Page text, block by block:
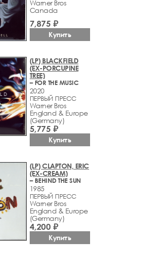
Warner Bros
Canada
7,875 ₽
Купить
(LP) BLACKFIELD
(EX-PORCUPINE
TREE)
– FOR THE MUSIC
2020
ПЕРВЫЙ ПРЕСС
Warner Bros
England & Europe
(Germany)
5,775 ₽
Купить
(LP) CLAPTON, ERIC
(EX-CREAM)
– BEHIND THE SUN
1985
ПЕРВЫЙ ПРЕСС
Warner Bros
England & Europe
(Germany)
4,200 ₽
Купить